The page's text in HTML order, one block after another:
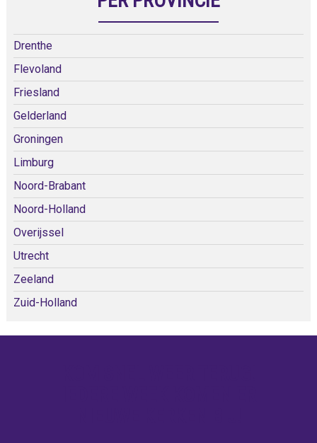
Drenthe
Flevoland
Friesland
Gelderland
Groningen
Limburg
Noord-Brabant
Noord-Holland
Overijssel
Utrecht
Zeeland
Zuid-Holland